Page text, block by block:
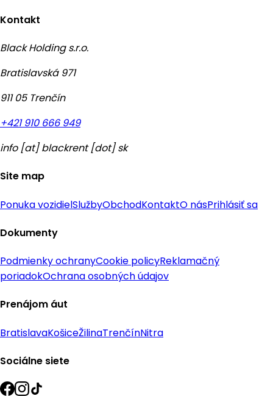
Kontakt
Black Holding s.r.o.
Bratislavská 971
911 05 Trenčín
+421 910 666 949
info[at]blackrent [dot] sk
Site map
Ponuka vozidielSlužbyObchodKontaktO násPrihlásiť sa
Dokumenty
Podmienky ochranyCookie policyReklamačný
poriadokOchrana osobných údajov
Prenájom áut
BratislavaKošiceŽilinaTrenčínNitra
Sociálne siete